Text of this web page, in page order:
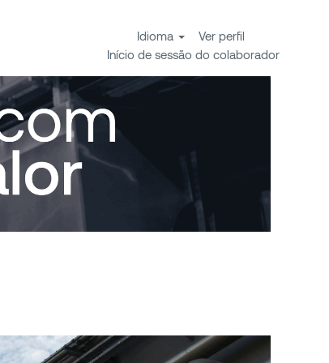
Idioma
Ver perfil
Início de sessão do colaborador